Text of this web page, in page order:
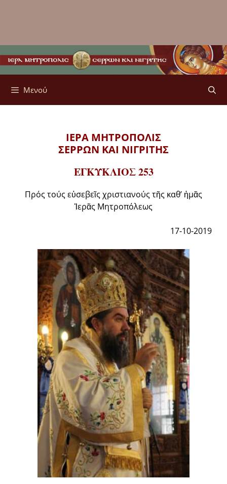
Μενού
ΙΕΡΑ ΜΗΤΡΟΠΟΛΙΣ
ΣΕΡΡΩΝ ΚΑΙ ΝΙΓΡΙΤΗΣ
ΕΓΚΥΚΛΙΟΣ 253
Πρός τούς εὐσεβεῖς χριστιανούς τῆς καθ’ ἡμᾶς
Ἱερᾶς Μητροπόλεως
17-10-2019